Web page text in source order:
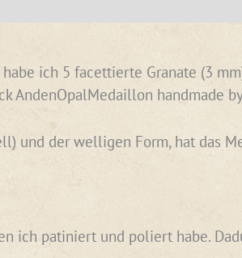
ich 5 facettierte Granate (3
handmade by
und der welligen Form, hat das
ich patiniert und poliert habe.